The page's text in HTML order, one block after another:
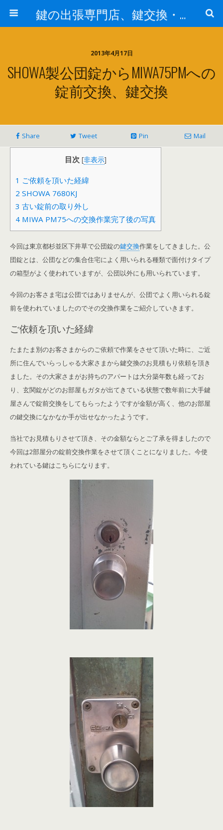
鍵の出張専門店、鍵交換・修理が格安料金/東京・埼玉・さいたま市
2013年4月17日
SHOWA製公団錠からMIWA75PMへの
錠前交換、鍵交換
Share Tweet Pin Mail
目次 [非表示]
1 ご依頼を頂いた経緯
2 SHOWA 7680KJ
3 古い錠前の取り外し
4 MIWA PM75への交換作業完了後の写真
今回は東京都杉並区下井草で公団錠の鍵交換作業をしてきました。公
団錠とは、公団などの集合住宅によく用いられる種類で面付けタイプ
の箱型がよく使われていますが、公団以外にも用いられています。
今回のお客さま宅は公団ではありませんが、公団でよく用いられる錠
前を使われていましたのでその交換作業をご紹介していきます。
ご依頼を頂いた経緯
たまたま別のお客さまからのご依頼で作業をさせて頂いた時に、ご近
所に住んでいらっしゃる大家さまから鍵交換のお見積もり依頼を頂き
ました。その大家さまがお持ちのアパートは大分築年数も経ってお
り、玄関錠がどのお部屋もガタが出てきている状態で数年前に大手鍵
屋さんで錠前交換をしてもらったようですが金額が高く、他のお部屋
の鍵交換になかなか手が出せなかったようです。
当社でお見積もりさせて頂き、その金額ならとご了承を得ましたので
今回は2部屋分の錠前交換作業をさせて頂くことになりました。今使
われている鍵はこちらになります。